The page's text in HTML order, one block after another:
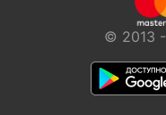
© 2013